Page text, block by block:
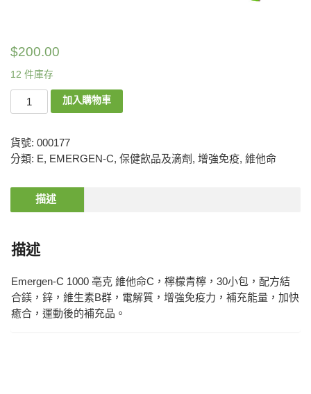
$200.00
12 件庫存
加入購物車
貨號: 000177
分類: E, EMERGEN-C, 保健飲品及滴劑 , 增強免疫, 維他命
描述
描述
Emergen-C 1000 亳克 維他命C，檸檬青檸，30小包，配方結
合鎂，鋅，維生素B群，電解質，增強免疫力，補充能量，加快
癒合，運動後的補充品。